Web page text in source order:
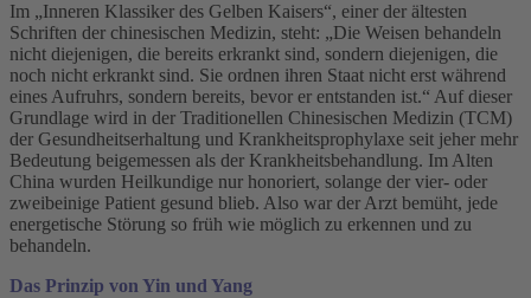
Im „Inneren Klassiker des Gelben Kaisers“, einer der ältesten
Schriften der chinesischen Medizin, steht: „Die Weisen behandeln
nicht diejenigen, die bereits erkrankt sind, sondern diejenigen, die
noch nicht erkrankt sind. Sie ordnen ihren Staat nicht erst während
eines Aufruhrs, sondern bereits, bevor er entstanden ist.“ Auf dieser
Grundlage wird in der Traditionellen Chinesischen Medizin (TCM)
der Gesundheitserhaltung und Krankheitsprophylaxe seit jeher mehr
Bedeutung beigemessen als der Krankheitsbehandlung. Im Alten
China wurden Heilkundige nur honoriert, solange der vier- oder
zweibeinige Patient gesund blieb. Also war der Arzt bemüht, jede
energetische Störung so früh wie möglich zu erkennen und zu
behandeln.
Das Prinzip von Yin und Yang